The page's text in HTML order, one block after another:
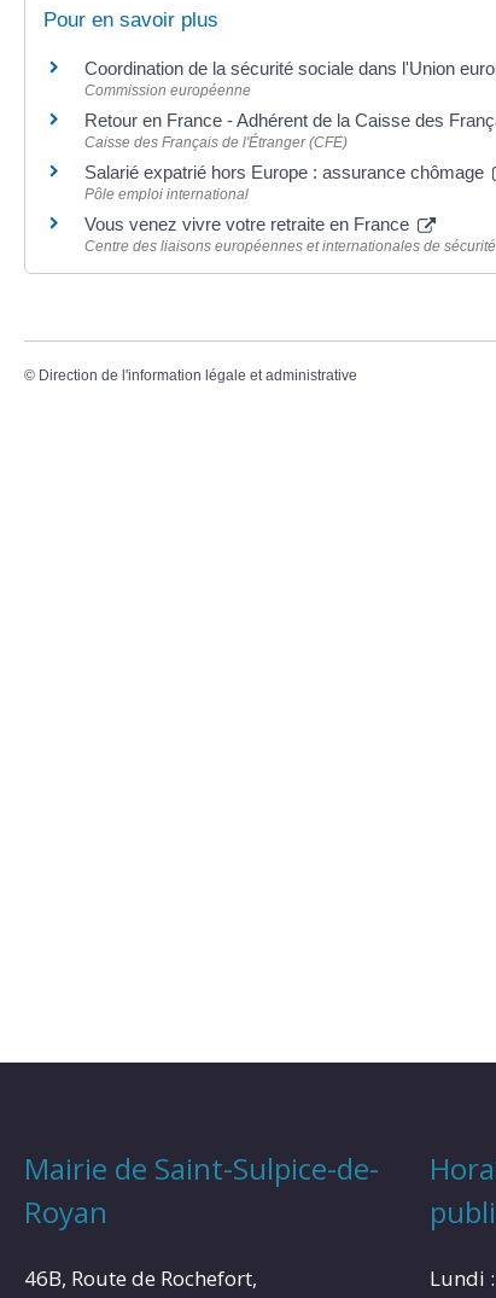
Pour en savoir plus
Coordination de la sécurité sociale dans l'Union
Commission européenne
Retour en France - Adhérent de la Caisse des
Caisse des Français de l'Étranger (CFE)
Salarié expatrié hors Europe : assurance chômage
Pôle emploi international
Vous venez vivre votre retraite en France
Centre des liaisons européennes et internationales de
© Direction de l'information légale et administrative
Mairie de Saint-Sulpice-de-
Royan
46B, Route de Rochefort,
Lundi